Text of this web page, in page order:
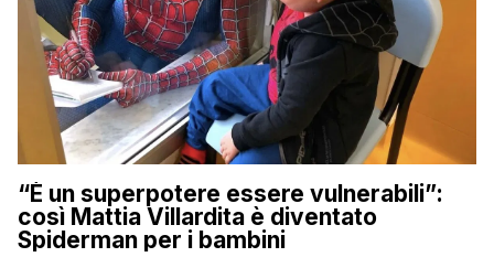
“È un superpotere essere vulnerabili”:
così Mattia Villardita è diventato
Spiderman per i bambini